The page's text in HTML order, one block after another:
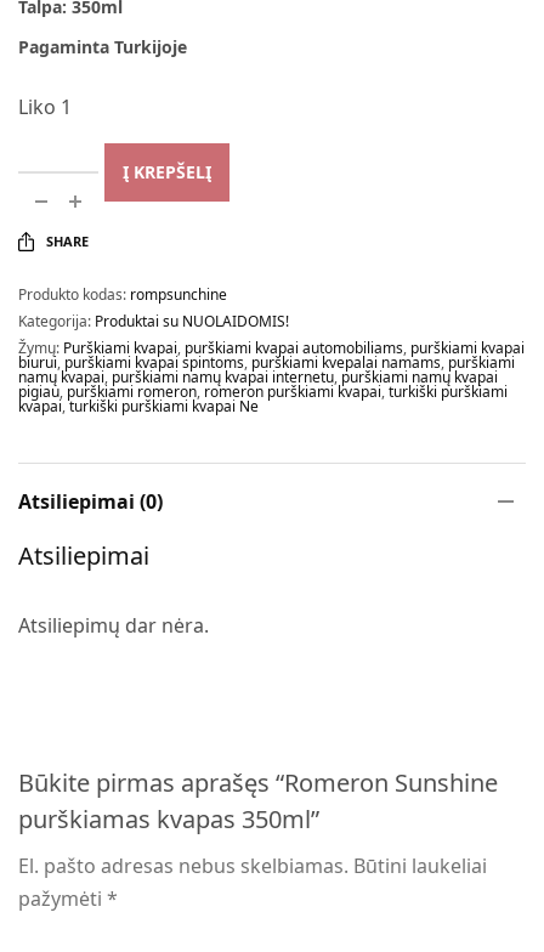
Talpa: 350ml
Pagaminta Turkijoje
Liko 1
Į KREPŠELĮ
SHARE
Produkto kodas: rompsunchine
Kategorija: Produktai su NUOLAIDOMIS!
Žymų: Purškiami kvapai, purškiami kvapai automobiliams, purškiami kvapai
biurui, purškiami kvapai spintoms, purškiami kvepalai namams, purškiami
namų kvapai, purškiami namų kvapai internetu, purškiami namų kvapai
pigiau, purškiami romeron, romeron purškiami kvapai,turkiški purškiami
kvapai,turkiški purškiami kvapai Ne
Atsiliepimai (0)
Atsiliepimai
Atsiliepimų dar nėra.
Būkite pirmas aprašęs “Romeron Sunshine
purškiamas kvapas 350ml”
El. pašto adresas nebus skelbiamas. Būtini laukeliai
pažymėti*